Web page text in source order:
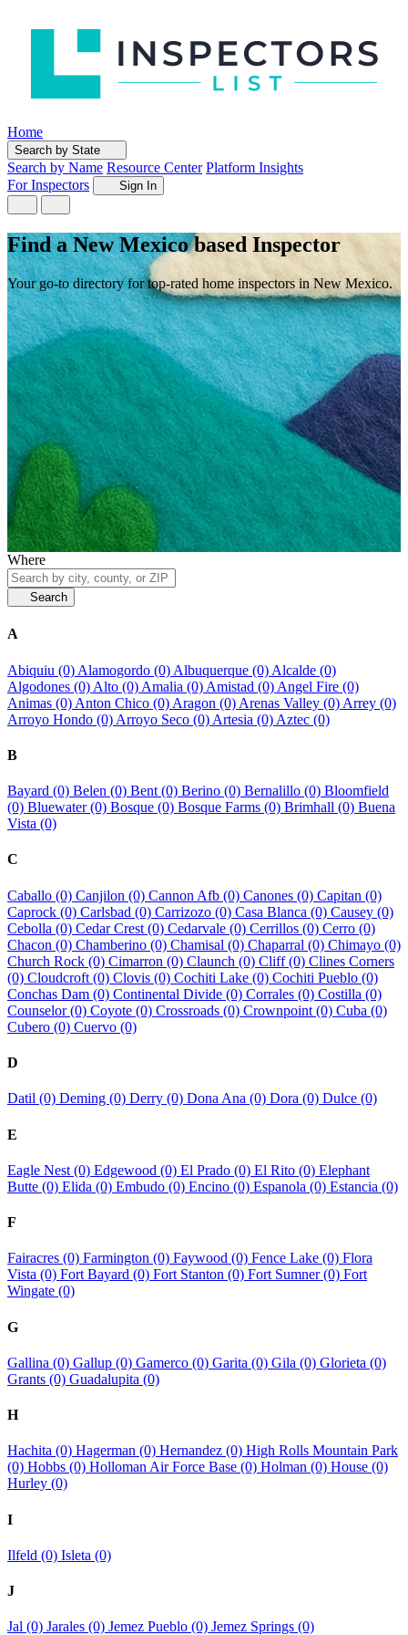
Home
Search by State
Search by Name Resource Center Platform Insights
For Inspectors
Sign In
Find a New Mexico based Inspector
Your go-to directory for top-rated home inspectors in New Mexico.
Where
Search
A
Abiquiu (0) Alamogordo (0) Albuquerque (0) Alcalde (0)
Algodones (0) Alto (0) Amalia (0) Amistad (0) Angel Fire (0)
Animas (0) Anton Chico (0) Aragon (0) Arenas Valley (0) Arrey (0)
Arroyo Hondo (0) Arroyo Seco (0) Artesia (0) Aztec (0)
B
Bayard (0) Belen (0) Bent (0) Berino (0) Bernalillo (0) Bloomfield
(0) Bluewater (0) Bosque (0) Bosque Farms (0) Brimhall (0) Buena
Vista (0)
C
Caballo (0) Canjilon (0) Cannon Afb (0) Canones (0) Capitan (0)
Caprock (0) Carlsbad (0) Carrizozo (0) Casa Blanca (0) Causey (0)
Cebolla (0) Cedar Crest (0) Cedarvale (0) Cerrillos (0) Cerro (0)
Chacon (0) Chamberino (0) Chamisal (0) Chaparral (0) Chimayo (0)
Church Rock (0) Cimarron (0) Claunch (0) Cliff (0) Clines Corners
(0) Cloudcroft (0) Clovis (0) Cochiti Lake (0) Cochiti Pueblo (0)
Conchas Dam (0) Continental Divide (0) Corrales (0) Costilla (0)
Counselor (0) Coyote (0) Crossroads (0) Crownpoint (0) Cuba (0)
Cubero (0) Cuervo (0)
D
Datil (0) Deming (0) Derry (0) Dona Ana (0) Dora (0) Dulce (0)
E
Eagle Nest (0) Edgewood (0) El Prado (0) El Rito (0) Elephant
Butte (0) Elida (0) Embudo (0) Encino (0) Espanola (0) Estancia (0)
F
Fairacres (0) Farmington (0) Faywood (0) Fence Lake (0) Flora
Vista (0) Fort Bayard (0) Fort Stanton (0) Fort Sumner (0) Fort
Wingate (0)
G
Gallina (0) Gallup (0) Gamerco (0) Garita (0) Gila (0) Glorieta (0)
Grants (0) Guadalupita (0)
H
Hachita (0) Hagerman (0) Hernandez (0) High Rolls Mountain Park
(0) Hobbs (0) Holloman Air Force Base (0) Holman (0) House (0)
Hurley (0)
I
Ilfeld (0) Isleta (0)
J
Jal (0) Jarales (0) Jemez Pueblo (0) Jemez Springs (0)